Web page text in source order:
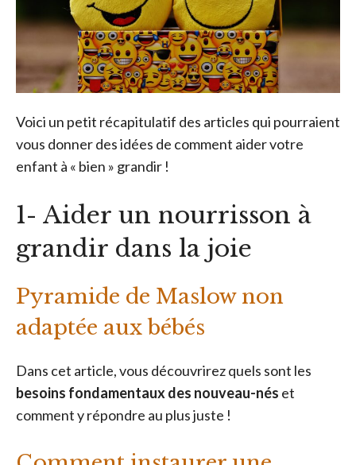
Voici un petit récapitulatif des articles qui pourraient
vous donner des idées de comment aider votre
enfant à « bien » grandir !
1- Aider un nourrisson à
grandir dans la joie
Pyramide de Maslow non
adaptée aux bébés
Dans cet article, vous découvrirez quels sont les
besoins fondamentaux des nouveau-nés et
comment y répondre au plus juste !